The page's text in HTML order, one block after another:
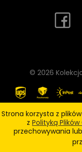
Strona korzysta z
z Polityką Plików
przechowywania
© 2026